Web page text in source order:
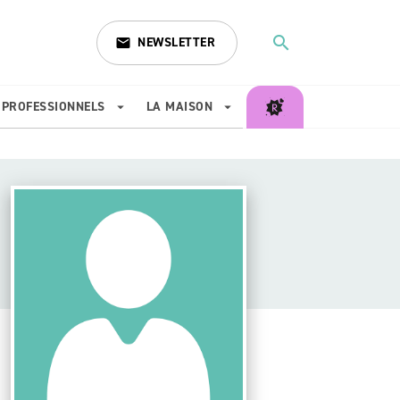
email NEWSLETTER search
PROFESSIONNELS arrow_drop_down LA MAISON arrow_drop_down
search